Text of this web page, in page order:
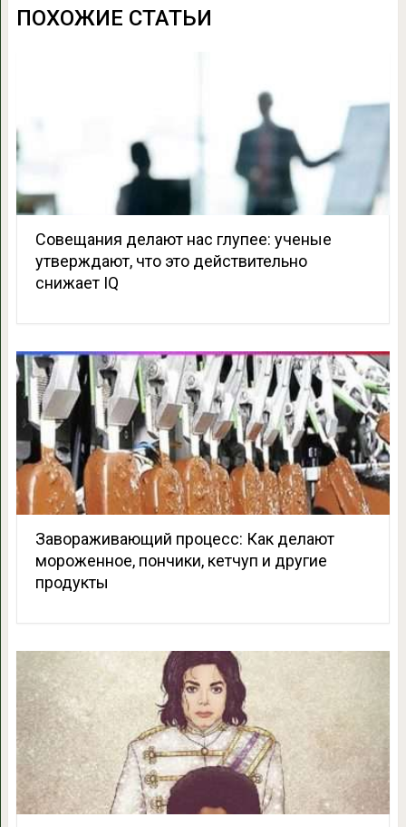
ПОХОЖИЕ СТАТЬИ
Совещания делают нас глупее: ученые
утверждают, что это действительно
снижает IQ
Завораживающий процесс: Как делают
мороженное, пончики, кетчуп и другие
продукты